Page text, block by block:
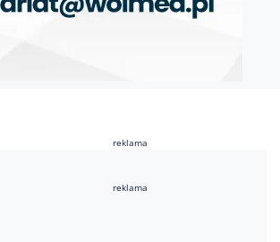
reklama
reklama